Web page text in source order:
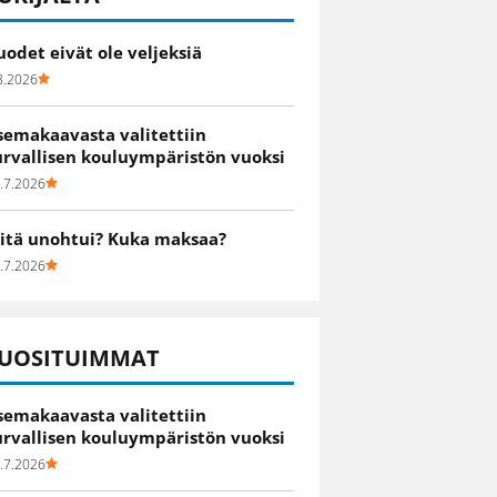
eivät ole veljeksiä
valitettiin
kouluympäristön vuoksi
unohtui? Kuka maksaa?
valitettiin
kouluympäristön vuoksi